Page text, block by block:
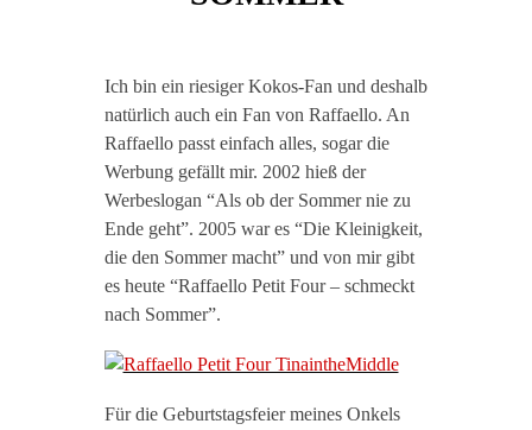
Ich bin ein riesiger Kokos-Fan und deshalb
natürlich auch ein Fan von Raffaello. An
Raffaello passt einfach alles, sogar die
Werbung gefällt mir. 2002 hieß der
Werbeslogan “Als ob der Sommer nie zu
Ende geht”. 2005 war es “Die Kleinigkeit,
die den Sommer macht” und von mir gibt
es heute “Raffaello Petit Four – schmeckt
nach Sommer”.
Für die Geburtstagsfeier meines Onkels